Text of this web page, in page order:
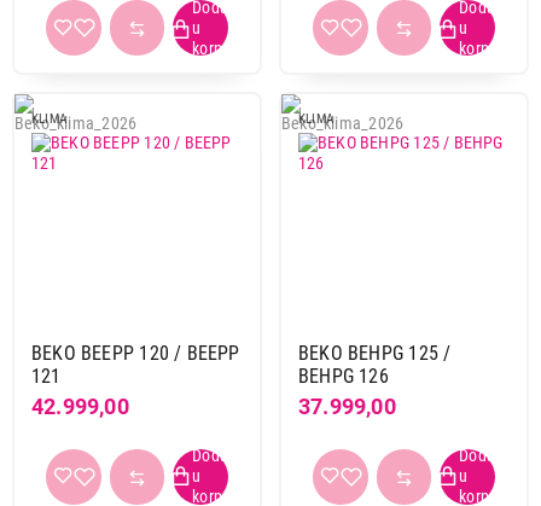
KLIMA
BEKO BEEPP 120 / BEEPP
121
42.999,00
KLIMA
BEKO BEHPG 125 /
BEHPG 126
37.999,00
KLIME
SAMSUNG AR12TXHQASINEU - AR3500
Ukupno u korpi:0,00